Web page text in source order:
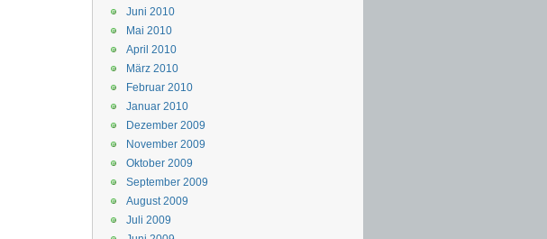
Juni 2010
Mai 2010
April 2010
März 2010
Februar 2010
Januar 2010
Dezember 2009
November 2009
Oktober 2009
September 2009
August 2009
Juli 2009